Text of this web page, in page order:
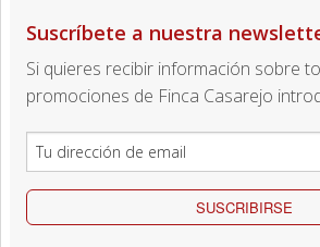
Suscríbete a nuestra
Si quieres recibir información sobre
promociones de Finca Casarejo
SUSCRIBIRSE